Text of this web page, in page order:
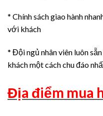
* Chính sách giao hành
với khách
* Đội ngủ nhân viên luôn
khách một cách chu đáo
Địa điểm mua